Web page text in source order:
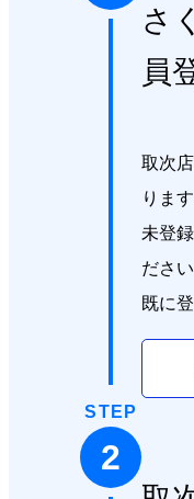
さ
員
取次
ります
未登
ださい
既に
STEP
2